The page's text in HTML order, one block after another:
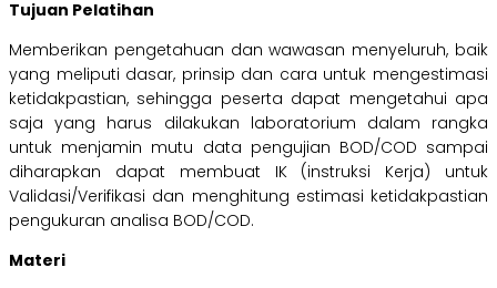
Tujuan Pelatihan
Memberikan pengetahuan dan wawasan menyeluruh, baik
yang meliputi dasar, prinsip dan cara untuk mengestimasi
ketidakpastian, sehingga peserta dapat mengetahui apa
saja yang harus dilakukan laboratorium dalam rangka
untuk menjamin mutu data pengujian BOD/COD sampai
diharapkan dapat membuat IK (instruksi Kerja) untuk
Validasi/Verifikasi dan menghitung estimasi ketidakpastian
pengukuran analisa BOD/COD.
Materi